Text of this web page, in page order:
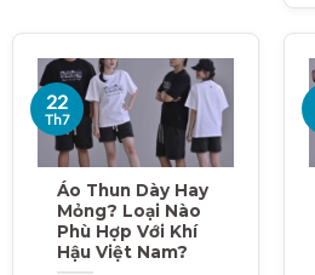
Áo Thun Dày Hay
Mỏng? Loại Nào
Phù Hợp Với Khí
Hậu Việt Nam?
22
Th7